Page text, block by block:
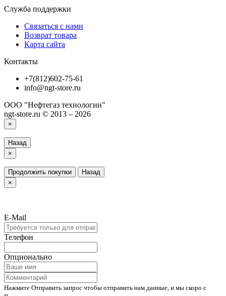
Служба поддержки
Связаться с нами
Возврат товара
Карта сайта
Контакты
+7(812)602-75-61
info@ngt-store.ru
ООО "Нефтегаз технологии"
ngt-store.ru © 2013 – 2026
×
Назад
×
Продолжить покупки
Назад
×
E-Mail
Телефон
Опционально
Нажмите Отправить запрос чтобы отправить нам данные, и мы скоро с